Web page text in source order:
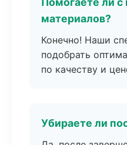
материалов?
Конечно! Наши
подобрать
по качеству и
Убираете ли